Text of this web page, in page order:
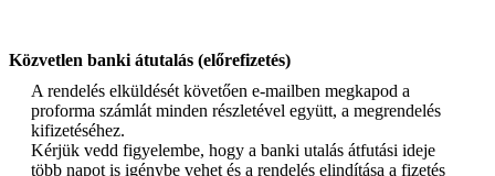
Közvetlen banki átutalás (előrefizetés)
A rendelés elküldését követően e-mailben megkapod a
proforma számlát minden részletével együtt, a megrendelés
kifizetéséhez.
Kérjük vedd figyelembe, hogy a banki utalás átfutási ideje
több napot is igénybe vehet és a rendelés elindítása a fizetés